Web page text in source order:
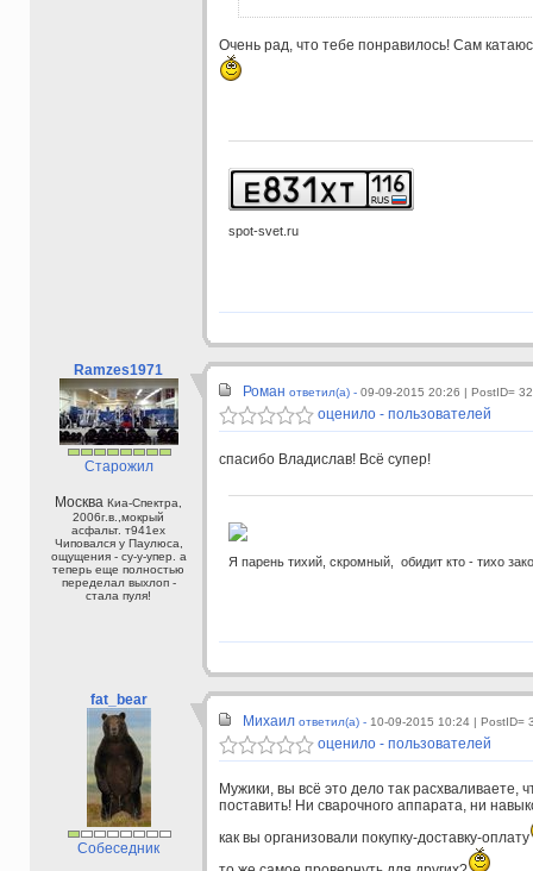
Очень рад, что тебе понравилось! Сам
spot-svet.ru
Ramzes1971
Старожил
Москва Киа-Спектра,
2006г.в.,мокрый
асфальт. т941ех
Чиповался у Паулюса,
ощущения - су-у-упер. а
теперь еще полностью
переделал выхлоп -
стала пуля!
Роман ответил(а) - 09-09-2015 20:26 | PostID=
оценило - пользователей
спасибо Владислав! Всё супер!
Я парень тихий, скромный, обидит кто - тихо
fat_bear
Собеседник
Михаил ответил(а) - 10-09-2015 10:24 | PostID=
оценило - пользователей
Мужики, вы всё это дело так расхваливаете,
поставить! Ни сварочного аппарата, ни
как вы организовали покупку-доставку-оплату